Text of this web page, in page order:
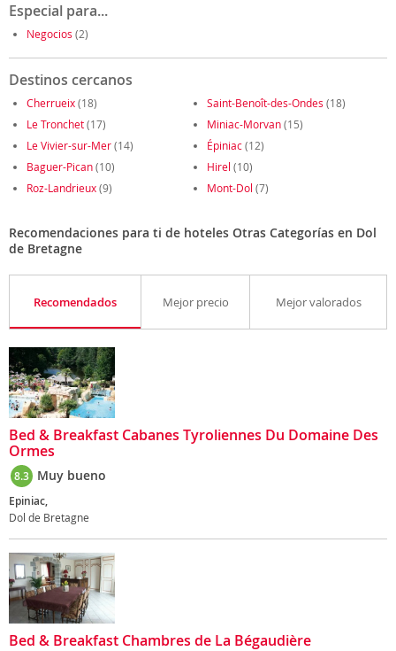
Especial para...
Negocios (2)
Destinos cercanos
Cherrueix(18) Saint-Benoît-des-Ondes (18)
Le Tronchet(17) Miniac-Morvan(15)
Le Vivier-sur-Mer(14) Épiniac(12)
Baguer-Pican(10) Hirel (10)
Roz-Landrieux(9) Mont-Dol (7)
Recomendaciones para ti de hoteles Otras Categorías en Dol
de Bretagne
Recomendados Mejor precio Mejor valorados
Bed & Breakfast Cabanes Tyroliennes Du Domaine Des
Ormes
8.3 Muy bueno
Epiniac,
Dol de Bretagne
Bed & Breakfast Chambres de La Bégaudière